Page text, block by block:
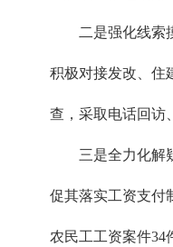
二是强化线索
积极对接发改、住
查，采取电话回访
三是全力化解
促其落实工资支付
农民工工资案件34